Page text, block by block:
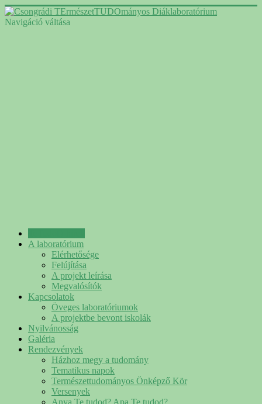
Navigáció váltása
A laboratórium
Elérhetősége
Felújítása
A projekt leírása
Megvalósítók
Kapcsolatok
Öveges laboratóriumok
A projektbe bevont iskolák
Nyilvánosság
Galéria
Rendezvények
Házhoz megy a tudomány
Tematikus napok
Természettudományos Önképző Kör
Versenyek
Anya Te tudod? Apa Te tudod?